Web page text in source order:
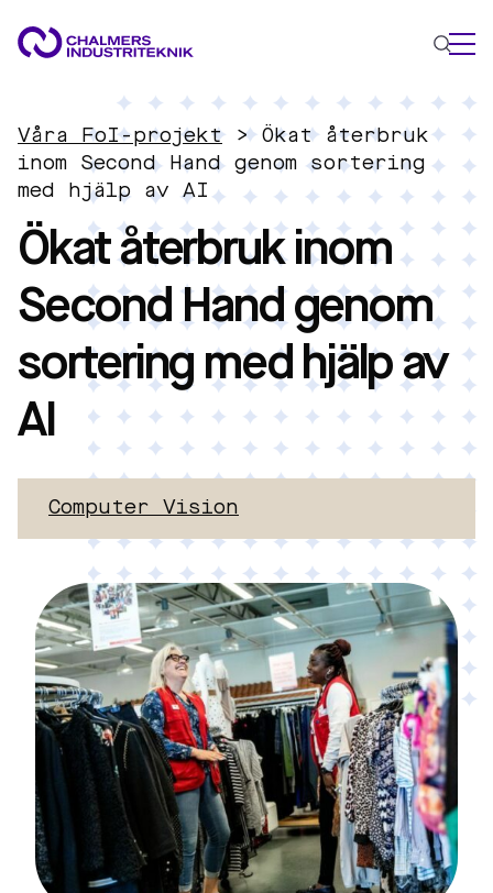
VAD VI GÖR
VÅRA EXPERTOMRÅDEN
Energi
Material
Tillämpad AI
AKTUELLT
OM OSS
KONTAKTA OSS
JOBBA HOS OSS
Våra FoI-projekt> Ökat återbruk
inom Second Hand genom sortering
med hjälp av AI
Ökat återbruk inom
Second Hand genom
sortering med hjälp av
AI
Computer Vision